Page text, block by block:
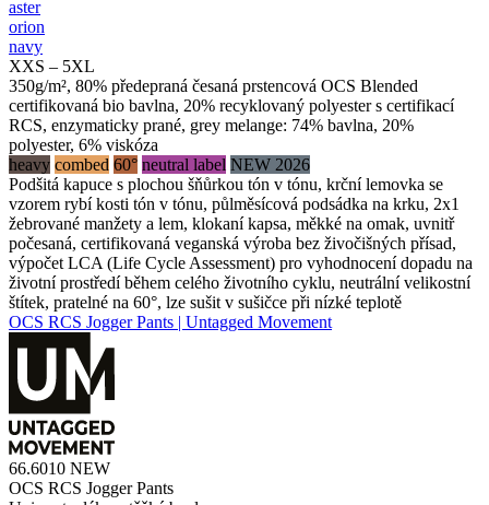
aster
orion
navy
XXS – 5XL
350g/m², 80% předepraná česaná prstencová OCS Blended
certifikovaná bio bavlna, 20% recyklovaný polyester s certifikací
RCS, enzymaticky prané, grey melange: 74% bavlna, 20%
polyester, 6% viskóza
heavy combed 60° neutral label NEW 2026
Podšitá kapuce s plochou šňůrkou tón v tónu, krční lemovka se
vzorem rybí kosti tón v tónu, půlměsícová podsádka na krku, 2x1
žebrované manžety a lem, klokaní kapsa, měkké na omak, uvnitř
počesaná, certifikovaná veganská výroba bez živočišných přísad,
výpočet LCA (Life Cycle Assessment) pro vyhodnocení dopadu na
životní prostředí během celého životního cyklu, neutrální velikostní
štítek, pratelné na 60°, lze sušit v sušičce při nízké teplotě
OCS RCS Jogger Pants | Untagged Movement
66.6010 NEW
OCS RCS Jogger Pants